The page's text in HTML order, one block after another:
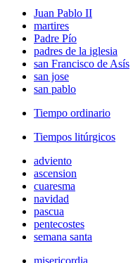
Juan Pablo II
martires
Padre Pío
padres de la iglesia
san Francisco de Asís
san jose
san pablo
Tiempo ordinario
Tiempos litúrgicos
adviento
ascension
cuaresma
navidad
pascua
pentecostes
semana santa
misericordia